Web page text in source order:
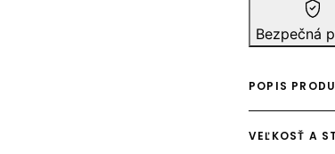
Bezpečná
POPIS
VEĽKOSŤ A